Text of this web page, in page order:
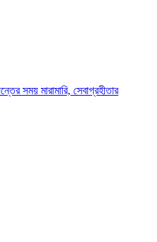
সময় মারামারি, সেবাগ্রহীতার